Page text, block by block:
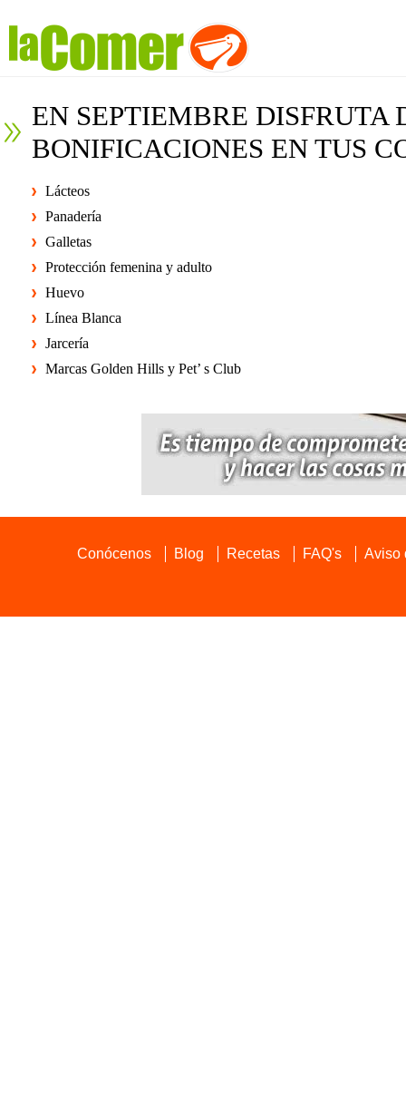
EN SEPTIEMBRE DISFRUTA
BONIFICACIONES EN TUS
Lácteos
Panadería
Galletas
Protección femenina y adulto
Huevo
Línea Blanca
Jarcería
Marcas Golden Hills y Pet’ s Club
Conócenos Blog Recetas FAQ's Aviso